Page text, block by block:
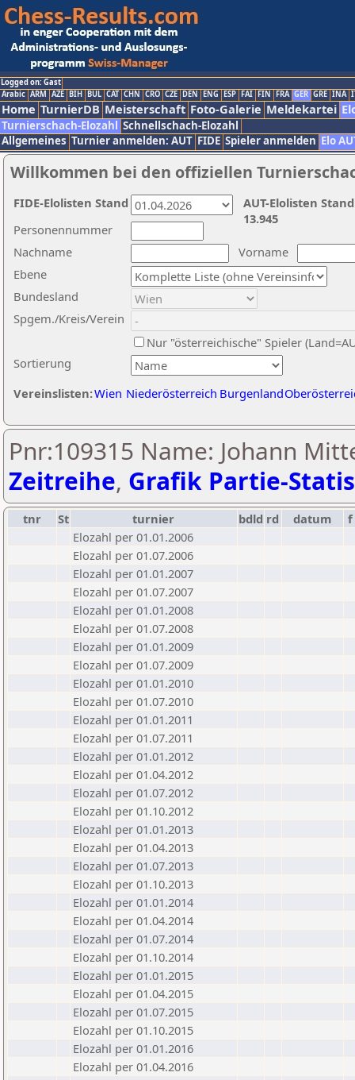
Logged on: Gast
Arabic ARM AZE BIH BUL CAT CHN CRO CZE DEN ENG ESP FAI FIN FRA GER GRE INA
Home TurnierDB Meisterschaft Foto-Galerie Meldekartei
Turnierschach-Elozahl Schnellschach-Elozahl
Allgemeines Turnier anmelden: AUT FIDE Spieler anmelden Elo
Willkommen bei den offiziellen
Nachname
Vorname
Ebene
Sortierung
Personennummer
Bundesland
Spgem./Kreis/Verein
Nur "österreichische" Spieler
Vereinslisten:Wien Niederösterreich Burgenland
AUT-Elolisten
13.945
FIDE-Elolisten Stand
Pnr:109315 Name: Johann
Zeitreihe, Grafik Partie-
tnr St turnier bdld rd datum
f
Elozahl per 01.01.2006
Elozahl per 01.07.2006
Elozahl per 01.01.2007
Elozahl per 01.07.2007
Elozahl per 01.01.2008
Elozahl per 01.07.2008
Elozahl per 01.01.2009
Elozahl per 01.07.2009
Elozahl per 01.01.2010
Elozahl per 01.07.2010
Elozahl per 01.01.2011
Elozahl per 01.07.2011
Elozahl per 01.01.2012
Elozahl per 01.04.2012
Elozahl per 01.07.2012
Elozahl per 01.10.2012
Elozahl per 01.01.2013
Elozahl per 01.04.2013
Elozahl per 01.07.2013
Elozahl per 01.10.2013
Elozahl per 01.01.2014
Elozahl per 01.04.2014
Elozahl per 01.07.2014
Elozahl per 01.10.2014
Elozahl per 01.01.2015
Elozahl per 01.04.2015
Elozahl per 01.07.2015
Elozahl per 01.10.2015
Elozahl per 01.01.2016
Elozahl per 01.04.2016